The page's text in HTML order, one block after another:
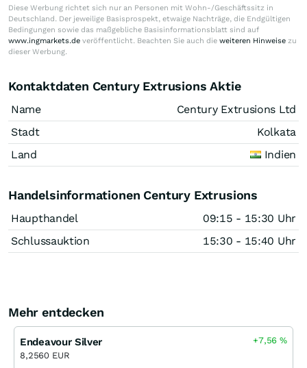
Diese Werbung richtet sich nur an Personen mit Wohn-/Geschäftssitz in
Deutschland. Der jeweilige Basisprospekt, etwaige Nachträge, die Endgültigen
Bedingungen sowie das maßgebliche Basisinformationsblatt sind auf
www.ingmarkets.de veröffentlicht. Beachten Sie auch die weiteren Hinweise zu
dieser Werbung.
Kontaktdaten Century Extrusions Aktie
Name
Century Extrusions Ltd
Stadt
Kolkata
Land
Indien
Handelsinformationen Century Extrusions
Haupthandel
09:15 - 15:30 Uhr
Schlussauktion
15:30 - 15:40 Uhr
Mehr entdecken
Endeavour Silver
8,2560 EUR
+7,56%